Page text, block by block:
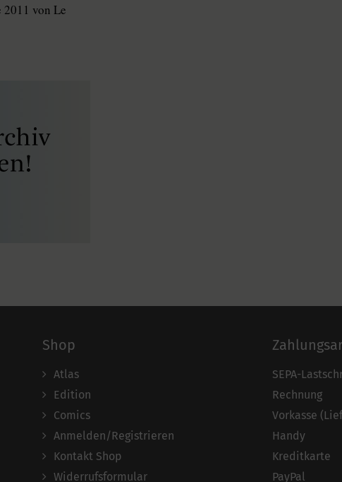
2011 von Le
Shop
Atlas
Edition
Comics
Anmelden/Registrieren
Kontakt Shop
Widerrufsformular
SEPA-
Rechnung
Vorkasse
Handy
Kreditkarte
PayPal